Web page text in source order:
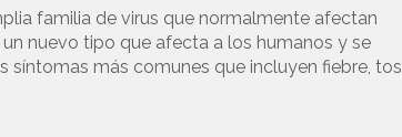
familia de virus que normalmente afectan
nuevo tipo que afecta a los humanos y se
más comunes que incluyen fiebre, tos,